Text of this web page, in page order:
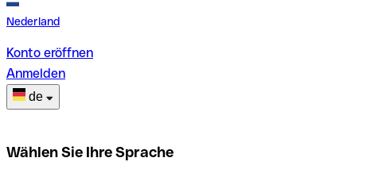
Nederland
Konto eröffnen
Anmelden
de
Wählen Sie Ihre Sprache